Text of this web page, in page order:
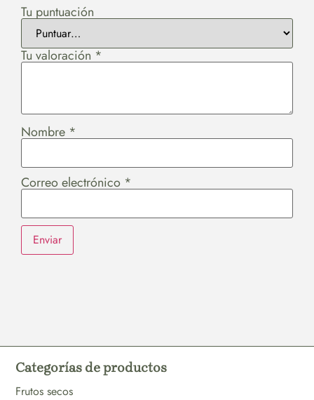
Tu puntuación
Tu valoración *
Nombre *
Correo electrónico *
Categorías de productos
Frutos secos